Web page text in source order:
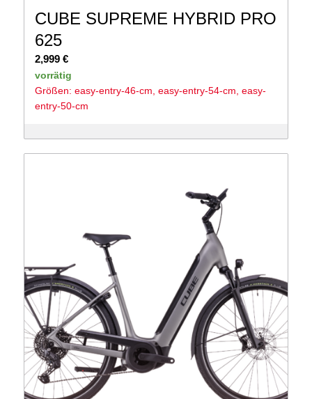
CUBE SUPREME HYBRID PRO
625
2,999 €
vorrätig
Größen: easy-entry-46-cm, easy-entry-54-cm, easy-
entry-50-cm